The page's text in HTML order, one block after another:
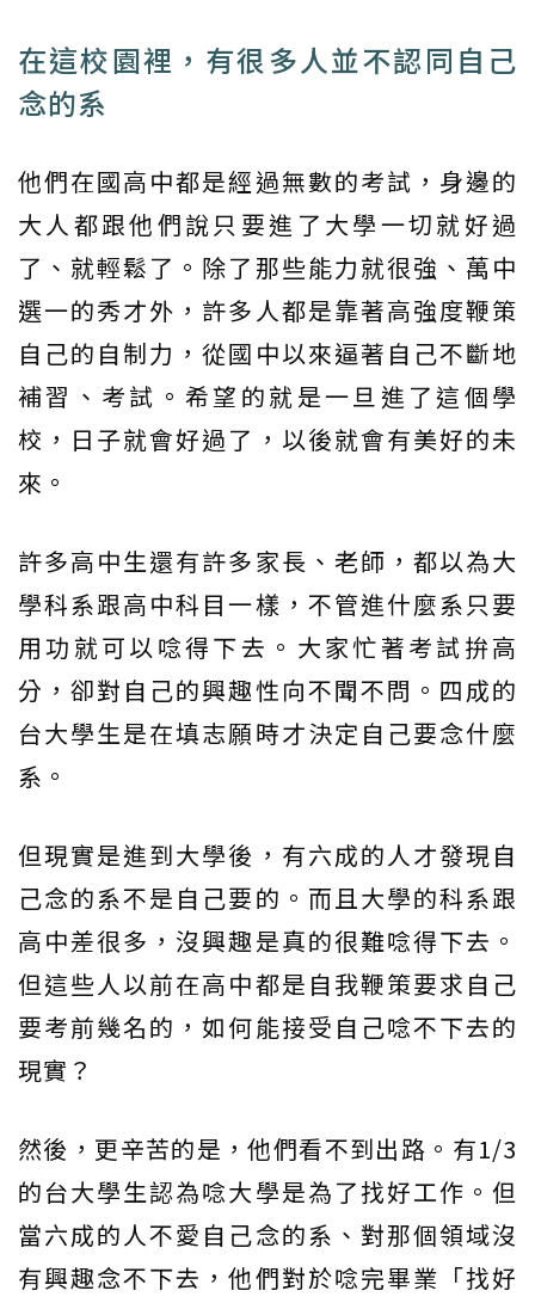
在這校園裡，有很多人並不認同自己
念的系
他們在國高中都是經過無數的考試，身邊的
大人都跟他們說只要進了大學一切就好過
了、就輕鬆了。除了那些能力就很強、萬中
選一的秀才外，許多人都是靠著高強度鞭策
自己的自制力，從國中以來逼著自己不斷地
補習、考試。希望的就是一旦進了這個學
校，日子就會好過了，以後就會有美好的未
來。
許多高中生還有許多家長、老師，都以為大
學科系跟高中科目一樣，不管進什麼系只要
用功就可以唸得下去。大家忙著考試拚高
分，卻對自己的興趣性向不聞不問。四成的
台大學生是在填志願時才決定自己要念什麼
系。
但現實是進到大學後，有六成的人才發現自
己念的系不是自己要的。而且大學的科系跟
高中差很多，沒興趣是真的很難唸得下去。
但這些人以前在高中都是自我鞭策要求自己
要考前幾名的，如何能接受自己唸不下去的
現實？
然後，更辛苦的是，他們看不到出路。有1/3
的台大學生認為唸大學是為了找好工作。但
當六成的人不愛自己念的系、對那個領域沒
有興趣念不下去，他們對於唸完畢業「找好